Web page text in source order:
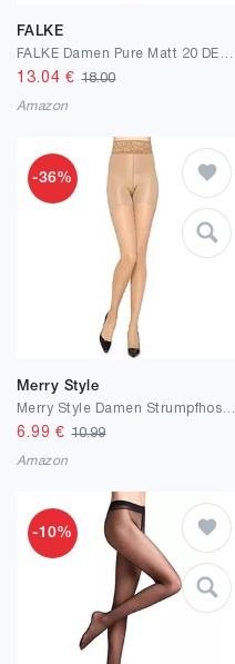
FALKE
13.04 €18.00
Amazon
-36%
Merry Style
6.99 €10.99
Amazon
-10%